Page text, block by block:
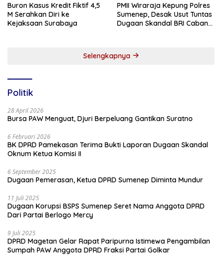
Buron Kasus Kredit Fiktif 4,5
M Serahkan Diri ke
Kejaksaan Surabaya
PMII Wiraraja Kepung Polres
Sumenep, Desak Usut Tuntas
Dugaan Skandal BRI Cabang
Selengkapnya
Politik
28 April 2026
Bursa PAW Menguat, Djuri Berpeluang Gantikan Suratno
6 Februari 2026
BK DPRD Pamekasan Terima Bukti Laporan Dugaan Skandal
Oknum Ketua Komisi II
6 September 2025
Dugaan Pemerasan, Ketua DPRD Sumenep Diminta Mundur
11 Juli 2025
Dugaan Korupsi BSPS Sumenep Seret Nama Anggota DPRD
Dari Partai Berlogo Mercy
9 Juli 2025
DPRD Magetan Gelar Rapat Paripurna Istimewa Pengambilan
Sumpah PAW Anggota DPRD Fraksi Partai Golkar